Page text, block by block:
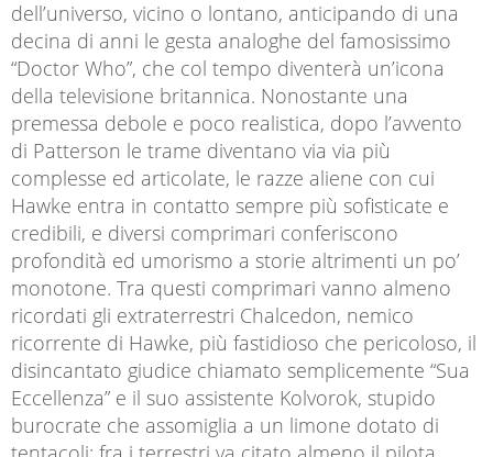
dell’universo, vicino o lontano, anticipando di una
decina di anni le gesta analoghe del famosissimo
“Doctor Who”, che col tempo diventerà un’icona
della televisione britannica. Nonostante una
premessa debole e poco realistica, dopo l’avvento
di Patterson le trame diventano via via più
complesse ed articolate, le razze aliene con cui
Hawke entra in contatto sempre più sofisticate e
credibili, e diversi comprimari conferiscono
profondità ed umorismo a storie altrimenti un po’
monotone. Tra questi comprimari vanno almeno
ricordati gli extraterrestri Chalcedon, nemico
ricorrente di Hawke, più fastidioso che pericoloso, il
disincantato giudice chiamato semplicemente “Sua
Eccellenza” e il suo assistente Kolvorok, stupido
burocrate che assomiglia a un limone dotato di